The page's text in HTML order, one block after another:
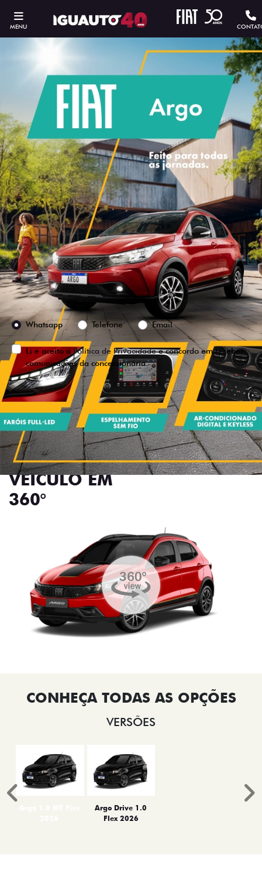
MENU
ESTOU INTERESSADO
Versão escolhida
Preferência de contato:
Whatsapp
Telefone Email
Li e aceito aPolítica de Privacidadee concordo em receber
comunicações da concessionária.
ENTRAR EM CONTATO
VISUALIZE O
VEÍCULO EM
360°
VERSÕES
Argo Drive 1.0
Flex 2026
Anterior